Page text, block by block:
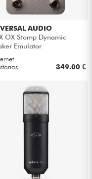
AUDIO
OX Stomp Dynamic
Emulator
349.00 €